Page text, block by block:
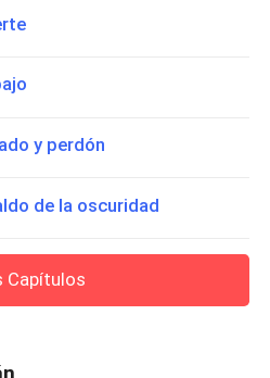
y perdón
de la oscuridad
Capítulos